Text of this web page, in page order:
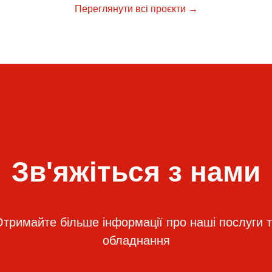
Переглянути всі проєкти →
Зв'яжіться з нами
більше інформації про наші послуги
обладнання